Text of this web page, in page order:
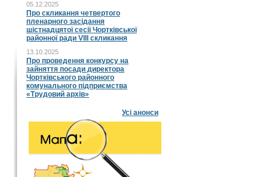
05.12.2025
Про скликання четвертого
пленарного засідання
шістнадцятої сесії Чортківської
районної ради VIII скликання
13.10.2025
Про проведення конкурсу на
зайняття посади директора
Чортківського районного
комунального підприємства
«Трудовий архів»
Усі анонси